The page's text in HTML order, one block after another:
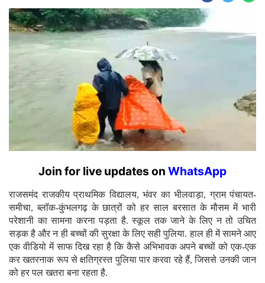
Join for live updates on WhatsApp
राजसमंद राजकीय प्राथमिक विद्यालय, भंवर का भीलवाड़ा, ग्राम पंचायत-
समीचा, ब्लॉक-कुंभलगढ़ के छात्रों को हर साल बरसात के मौसम में भारी
परेशानी का सामना करना पड़ता है. स्कूल तक जाने के लिए न तो उचित
सड़क है और न ही बच्चों की सुरक्षा के लिए सही पुलिया. हाल ही में सामने आए
एक वीडियो में साफ दिख रहा है कि कैसे अभिभावक अपने बच्चों को एक-एक
कर खतरनाक रूप से क्षतिग्रस्त पुलिया पार करवा रहे हैं, जिससे उनकी जान
को हर पल खतरा बना रहता है.